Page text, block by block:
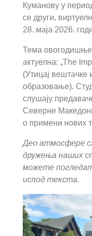
Куманову у
се други,
28. маја 2026.
Тема овогодишњег
актуелна: „The
(Утицај вештачке
образовање).
слушају
Северне
о примени нових
Део атмосфере
дружења наших
можете
испод текста.